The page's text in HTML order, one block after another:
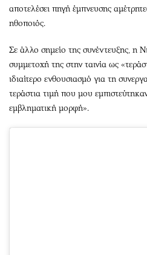
αποτελέσει πηγή έμπνευσης
ηθοποιός.
Σε άλλο σημείο της συνέντευξης, η
συμμετοχή της στην ταινία ως
ιδιαίτερο ενθουσιασμό για τη
τεράστια τιμή που μου
εμβληματική μορφή».